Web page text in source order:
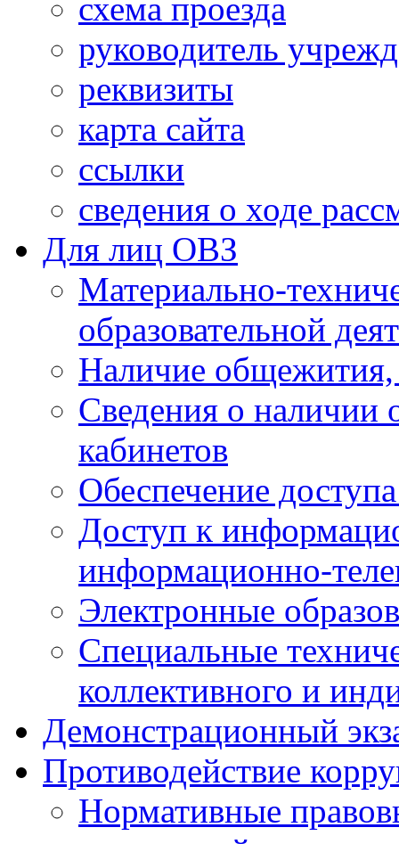
схема проезда
руководитель
реквизиты
карта сайта
ссылки
сведения о ходе
Для лиц ОВЗ
Материально-
образовательной
Наличие общежития,
Сведения о наличии
кабинетов
Обеспечение
Доступ к
информационно-
Электронные
Специальные
коллективного и
Демонстрационный
Противодействие
Нормативные